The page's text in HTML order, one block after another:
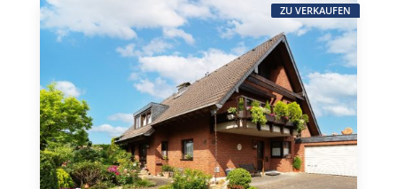
ZU VERKAUFEN